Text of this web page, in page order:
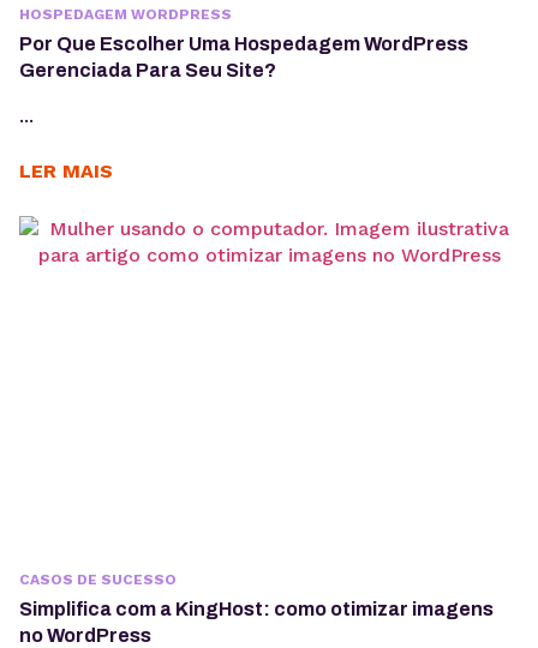
HOSPEDAGEM WORDPRESS
Por Que Escolher Uma Hospedagem WordPress
Gerenciada Para Seu Site?
...
LER MAIS
CASOS DE SUCESSO
Simplifica com a KingHost: como otimizar imagens
no WordPress